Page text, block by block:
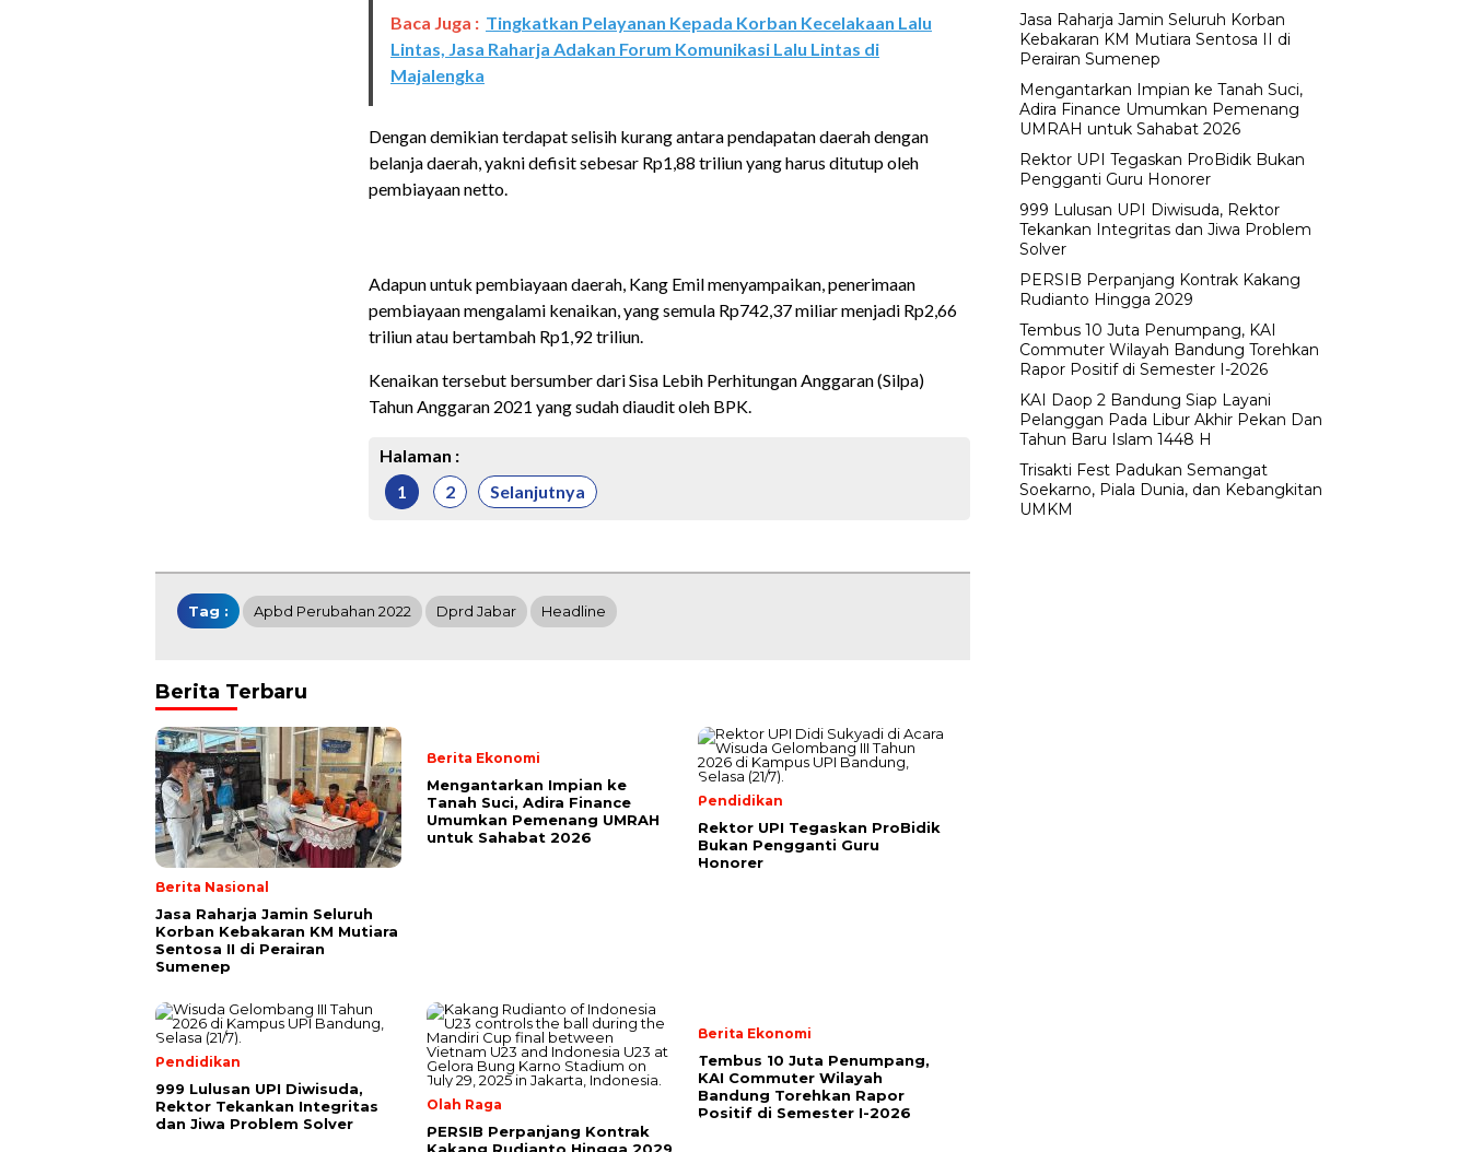
Baca Juga : Tingkatkan Pelayanan Kepada Korban Kecelakaan Lalu
Lintas, Jasa Raharja Adakan Forum Komunikasi Lalu Lintas di
Majalengka
Dengan demikian terdapat selisih kurang antara pendapatan daerah dengan
belanja daerah, yakni defisit sebesar Rp1,88 triliun yang harus ditutup oleh
pembiayaan netto.
Adapun untuk pembiayaan daerah, Kang Emil menyampaikan, penerimaan
pembiayaan mengalami kenaikan, yang semula Rp742,37 miliar menjadi Rp2,66
triliun atau bertambah Rp1,92 triliun.
Kenaikan tersebut bersumber dari Sisa Lebih Perhitungan Anggaran (Silpa)
Tahun Anggaran 2021 yang sudah diaudit oleh BPK.
Halaman :
1
2 Selanjutnya
Tag : Apbd Perubahan 2022 Dprd Jabar Headline
Berita Terbaru
Berita Nasional
Jasa Raharja Jamin Seluruh
Korban Kebakaran KM Mutiara
Sentosa II di Perairan
Sumenep
Berita Ekonomi
Mengantarkan Impian ke
Tanah Suci, Adira Finance
Umumkan Pemenang UMRAH
untuk Sahabat 2026
Pendidikan
Rektor UPI Tegaskan ProBidik
Bukan Pengganti Guru
Honorer
Pendidikan
999 Lulusan UPI Diwisuda,
Rektor Tekankan Integritas
dan Jiwa Problem Solver
Olah Raga
PERSIB Perpanjang Kontrak
Berita Ekonomi
Tembus 10 Juta Penumpang,
KAI Commuter Wilayah
Bandung Torehkan Rapor
Positif di Semester I-2026
Jasa Raharja Jamin Seluruh Korban
Kebakaran KM Mutiara Sentosa II di
Perairan Sumenep
Mengantarkan Impian ke Tanah Suci,
Adira Finance Umumkan Pemenang
UMRAH untuk Sahabat 2026
Rektor UPI Tegaskan ProBidik Bukan
Pengganti Guru Honorer
999 Lulusan UPI Diwisuda, Rektor
Tekankan Integritas dan Jiwa Problem
Solver
PERSIB Perpanjang Kontrak Kakang
Rudianto Hingga 2029
Tembus 10 Juta Penumpang, KAI
Commuter Wilayah Bandung Torehkan
Rapor Positif di Semester I-2026
KAI Daop 2 Bandung Siap Layani
Pelanggan Pada Libur Akhir Pekan Dan
Tahun Baru Islam 1448 H
Trisakti Fest Padukan Semangat
Soekarno, Piala Dunia, dan Kebangkitan
UMKM